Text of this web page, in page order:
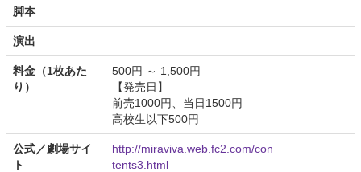
脚本
演出
料金（1枚あた
り）
500円 ～ 1,500円
【発売日】
前売1000円、当日1500円
高校生以下500円
公式／劇場サイ
ト
http://miraviva.web.fc2.com/con
tents3.html